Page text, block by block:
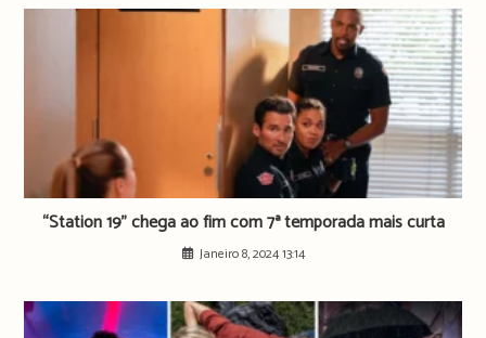
“Station 19” chega ao fim com 7ª temporada mais curta
Janeiro 8, 2024 13:14